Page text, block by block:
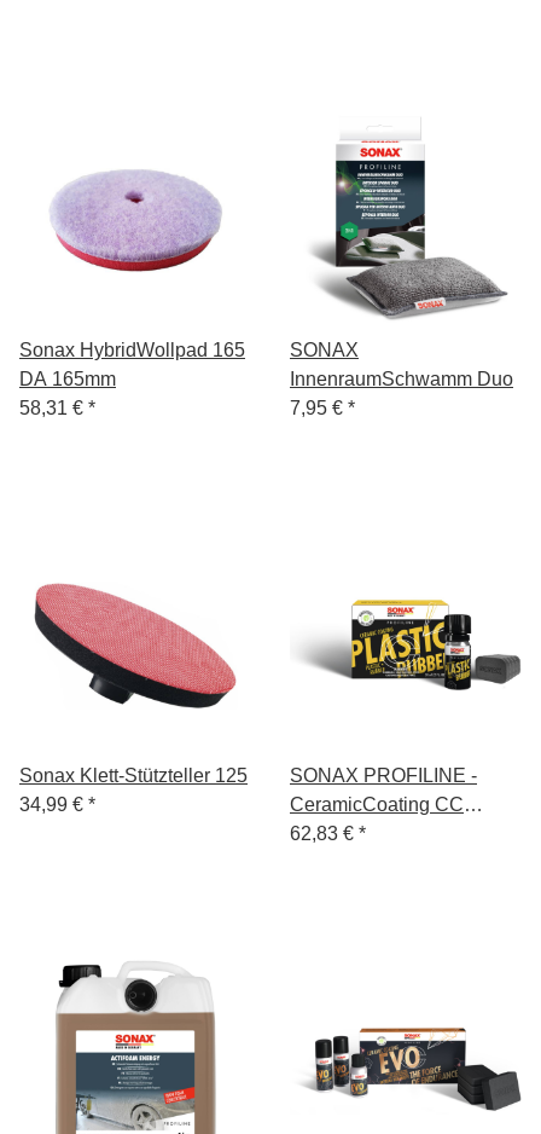
Sonax HybridWollpad 165
DA 165mm
58,31 € *
SONAX
InnenraumSchwamm Duo
7,95 € *
Sonax Klett-Stützteller 125
34,99 € *
SONAX PROFILINE -
CeramicCoating CC
Plastic+Rubber
62,83 € *